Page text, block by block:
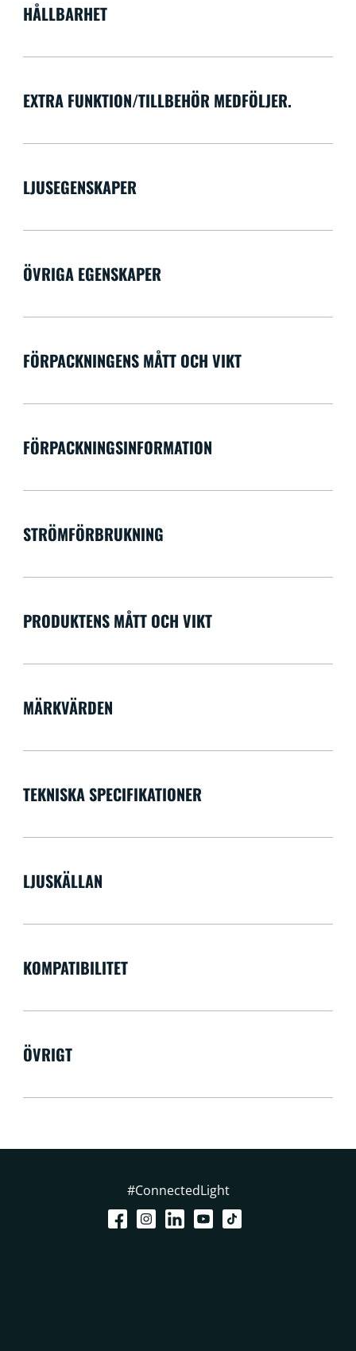
HÅLLBARHET
EXTRA FUNKTION/TILLBEHÖR MEDFÖLJER.
LJUSEGENSKAPER
ÖVRIGA EGENSKAPER
FÖRPACKNINGENS MÅTT OCH VIKT
FÖRPACKNINGSINFORMATION
STRÖMFÖRBRUKNING
PRODUKTENS MÅTT OCH VIKT
MÄRKVÄRDEN
TEKNISKA SPECIFIKATIONER
LJUSKÄLLAN
KOMPATIBILITET
ÖVRIGT
#ConnectedLight